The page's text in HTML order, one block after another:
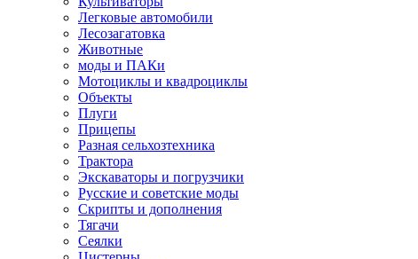
Легковые автомобили
Лесозагатовка
Животные
моды и ПАКи
Мотоциклы и квадроциклы
Объекты
Плуги
Прицепы
Разная сельхозтехника
Трактора
Экскаваторы и погрузчики
Русские и советские моды
Скрипты и дополнения
Тягачи
Сеялки